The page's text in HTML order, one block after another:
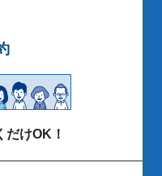
だけOK！